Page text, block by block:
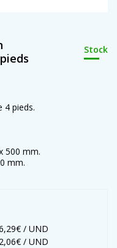
Stock
4 pieds.
500 mm.
mm.
/ UND
/ UND